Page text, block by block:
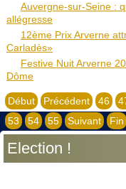
Auvergne-sur-Seine :
allégresse
12ème Prix Arverne
Carladès»
Festive Nuit Arverne
Dôme
Début Précédent 46
53
54 55 Suivant Fin
Election !